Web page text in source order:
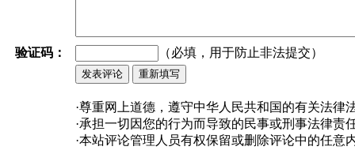
验证码： （必填，用于防止非法提交）
·尊重网上道德，遵守中华人民共和国的有关法律
·承担一切因您的行为而导致的民事或刑事法律责
·本站评论管理人员有权保留或删除评论中的任意